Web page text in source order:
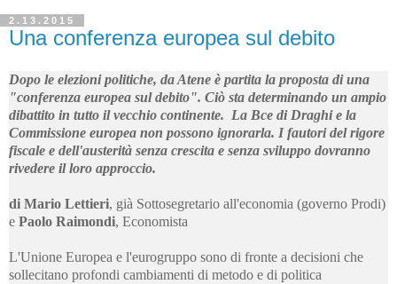
2.13.2015
Una conferenza europea sul debito
Dopo le elezioni politiche, da Atene è partita la proposta di una
"conferenza europea sul debito". Ciò sta determinando un ampio
dibattito in tutto il vecchio continente. La Bce di Draghi e la
Commissione europea non possono ignorarla. I fautori del rigore
fiscale e dell'austerità senza crescita e senza sviluppo dovranno
rivedere il loro approccio.
di Mario Lettieri, già Sottosegretario all'economia (governo Prodi)
e Paolo Raimondi, Economista
L'Unione Europea e l'eurogruppo sono di fronte a decisioni che
sollecitano profondi cambiamenti di metodo e di politica